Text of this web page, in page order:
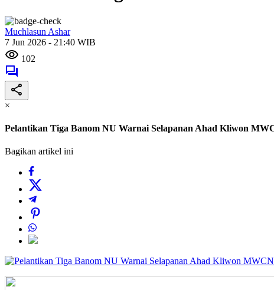
Muchlasun Ashar
7 Jun 2026 - 21:40 WIB
102
×
Pelantikan Tiga Banom NU Warnai Selapanan Ahad Kliwon
Bagikan artikel ini